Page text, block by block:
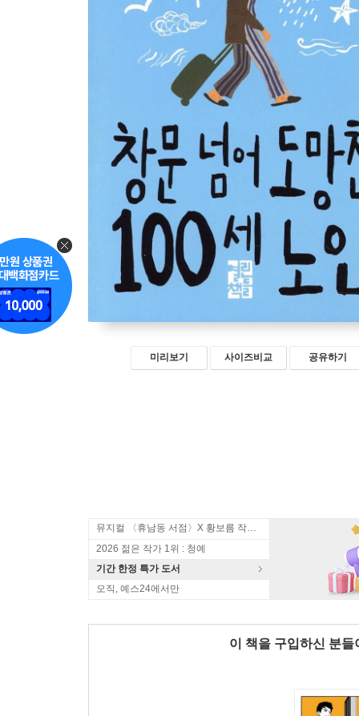
미리보기 사이즈비교 공유하기
뮤지컬 〈휴남동 서점〉X 황보름 작가 북토크
2026 젊은 작가 1위 : 청예
기간 한정 특가 도서
오직, 예스24에서만
이 책을 구입하신 분